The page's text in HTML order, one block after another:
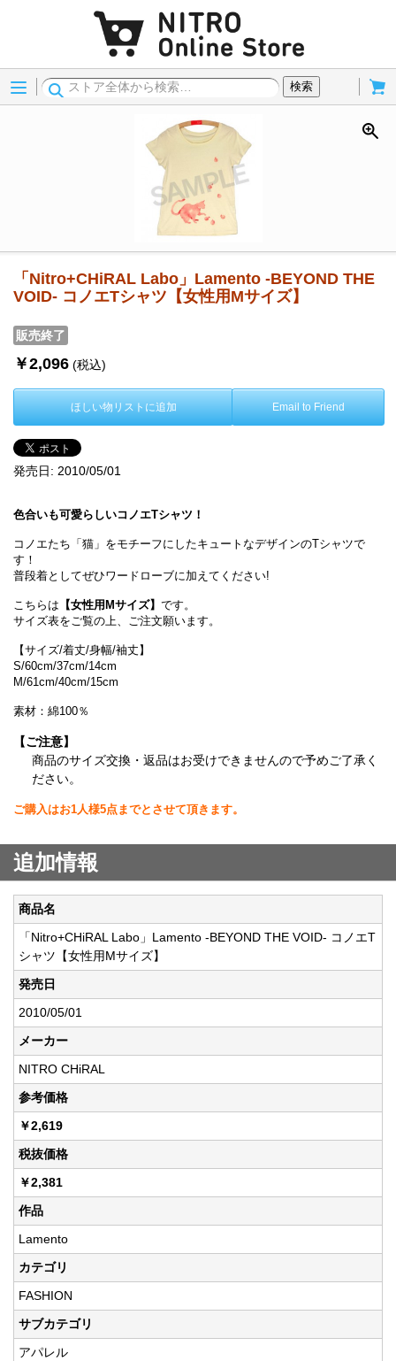
Menu
検索
「Nitro+CHiRAL Labo」Lamento -BEYOND THE
VOID- コノエTシャツ【女性用Mサイズ】
販売終了
￥2,096 (税込)
ほしい物リストに追加 Email to Friend
発売日: 2010/05/01
色合いも可愛らしいコノエTシャツ！
コノエたち「猫」をモチーフにしたキュートなデザインのTシャツで
す！
普段着としてぜひワードローブに加えてください!
こちらは 【女性用Mサイズ】 です。
サイズ表をご覧の上、ご注文願います。
【サイズ/着丈/身幅/袖丈】
S/60cm/37cm/14cm
M/61cm/40cm/15cm
素材：綿100％
【ご注意】
商品のサイズ交換・返品はお受けできませんので予めご了承く
ださい。
ご購入はお1人様5点までとさせて頂きます。
追加情報
商品名
「Nitro+CHiRAL Labo」Lamento -BEYOND THE VOID- コノエT
シャツ【女性用Mサイズ】
発売日
2010/05/01
メーカー
NITRO CHiRAL
参考価格
￥2,619
税抜価格
￥2,381
作品
Lamento
カテゴリ
FASHION
サブカテゴリ
アパレル